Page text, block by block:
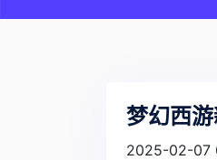
梦幻西
2025-02-07